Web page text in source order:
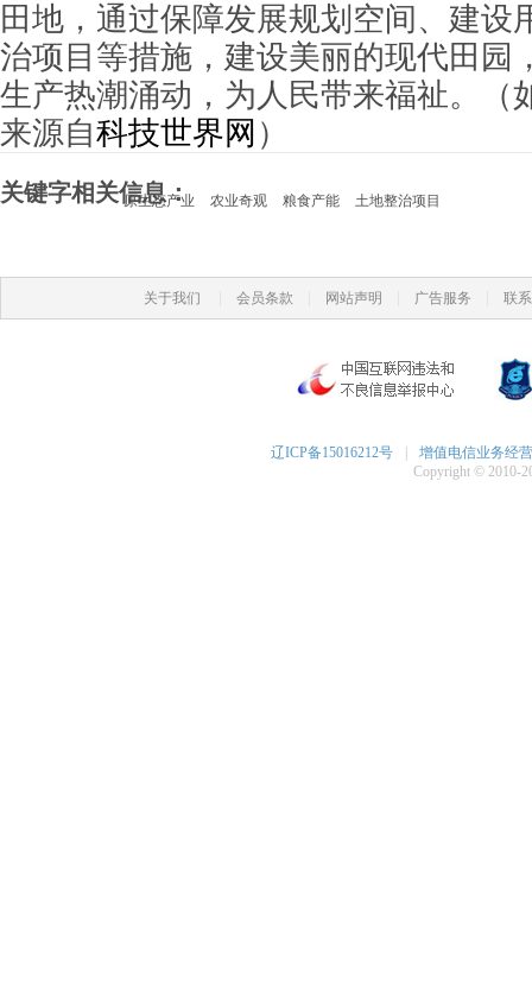
田地，通过保障发展规划空间、建设
治项目等措施，建设美丽的现代田园
生产热潮涌动，为人民带来福祉。（
来源自科技世界网 ）
关键字相关信息：
原生态产业 农业奇观 粮食产能 土地整治项目
关于我们 会员条款 网站声明 广告服务 联
辽ICP备15016212号
增值电信业务经
Copyright © 2010-